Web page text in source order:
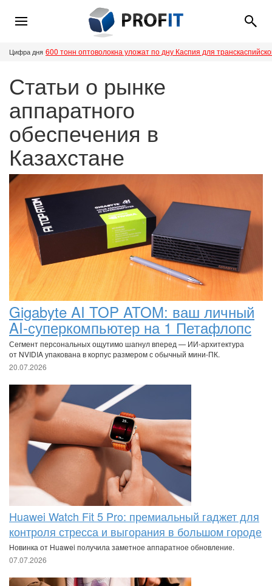
Цифра дня 600 тонн оптоволокна уложат по дну Каспия для
Статьи о рынке
аппаратного
обеспечения в
Казахстане
Gigabyte AI TOP ATOM: ваш личный
AI-суперкомпьютер на 1 Петафлопс
Сегмент персональных ощутимо шагнул вперед — ИИ-архитектура
от NVIDIA упакована в корпус размером с обычный мини-ПК.
20.07.2026
Huawei Watch Fit 5 Pro: премиальный гаджет для
контроля стресса и выгорания в большом городе
Новинка от Huawei получила заметное аппаратное обновление.
07.07.2026